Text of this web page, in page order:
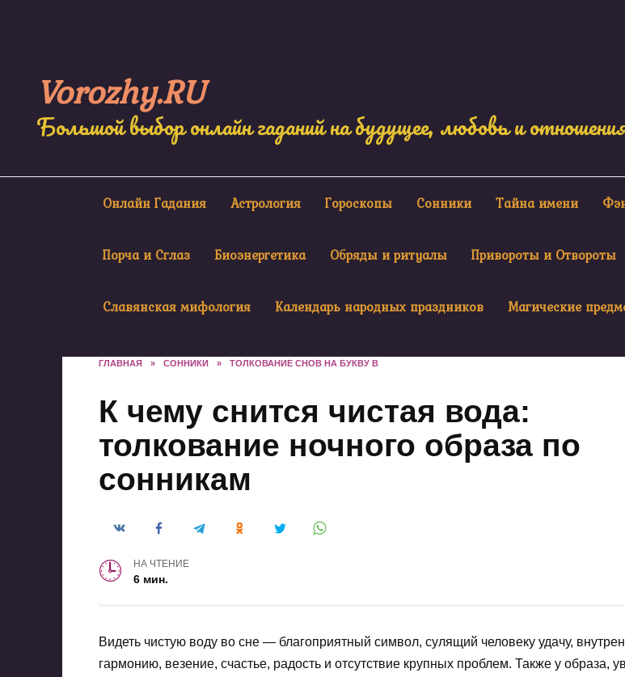
Vorozhy.RU
Большой выбор онлайн гаданий на будущее, любовь и
Онлайн Гадания Астрология Гороскопы Сонники Тайна имени
Порча и Сглаз Биоэнергетика Обряды и ритуалы Привороты и Отвороты
Славянская мифология Календарь народных праздников Магические
ГЛАВНАЯ » СОННИКИ » ТОЛКОВАНИЕ СНОВ НА БУКВУ В
К чему снится чистая вода:
толкование ночного образа по
сонникам
НА ЧТЕНИЕ
6 мин.
Видеть чистую воду во сне — благоприятный символ, сулящий человеку удачу,
гармонию, везение, счастье, радость и отсутствие крупных проблем. Также у образа,